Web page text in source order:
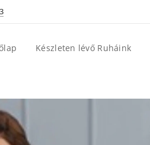
Készleten lévő Ruháink